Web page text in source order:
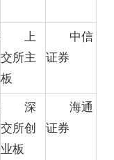
上
交所主
板
中信
证券
深
交所创
业板
海通
证券